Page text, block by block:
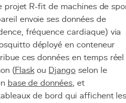
projet R-fit de machines de
envoie ses données de
fréquence cardiaque) via
déployé en conteneur
ces données en temps réel
(Flaskou Django selon le
base de données, et
de bord qui affichent